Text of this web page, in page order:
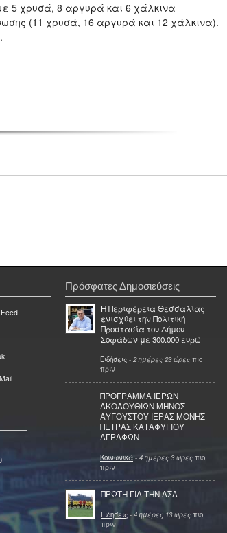
5 χρυσά, 8 αργυρά και 6 χάλκινα
(11 χρυσά, 16 αργυρά και 12 χάλκινα).
Πρόσφατες Δημοσιεύσεις
Η Περιφέρεια Θεσσαλίας
ενισχύει την Πολιτική
Προστασία του Δήμου
Σοφάδων με 300.000 ευρώ
Ειδήσεις - 2 ημέρες 23 ώρες πιο
πριν
ΠΡΟΓΡΑΜΜΑ ΙΕΡΩΝ
ΑΚΟΛΟΥΘΙΩΝ ΜΗΝΟΣ
ΑΥΓΟΥΣΤΟΥ ΙΕΡΑΣ ΜΟΝΗΣ
ΠΕΤΡΑΣ ΚΑΤΑΦΥΓΙΟΥ
ΑΓΡΑΦΩΝ
Κοινωνικά - 4 ημέρες 3 ώρες πιο
πριν
ΠΡΩΤΗ ΓΙΑ ΤΗΝ ΑΣΑ
Ειδήσεις - 4 ημέρες 13 ώρες πιο
πριν